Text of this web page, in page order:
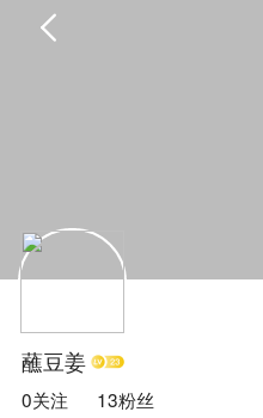
蘸豆姜
0关注 13粉丝